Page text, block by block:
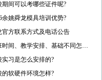
期间可以考哪些证件呢?
余姚舜龙模具培训优势?
官方联系方式及电话公告
开班时间、教学安排、基础不同怎样开课?
实习是怎么安排的?
的软硬件环境怎样?